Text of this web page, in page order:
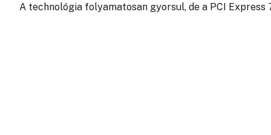
A technológia folyamatosan gyorsul, de a PCI Express